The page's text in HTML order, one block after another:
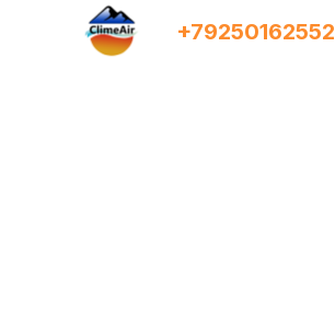
+79250162552